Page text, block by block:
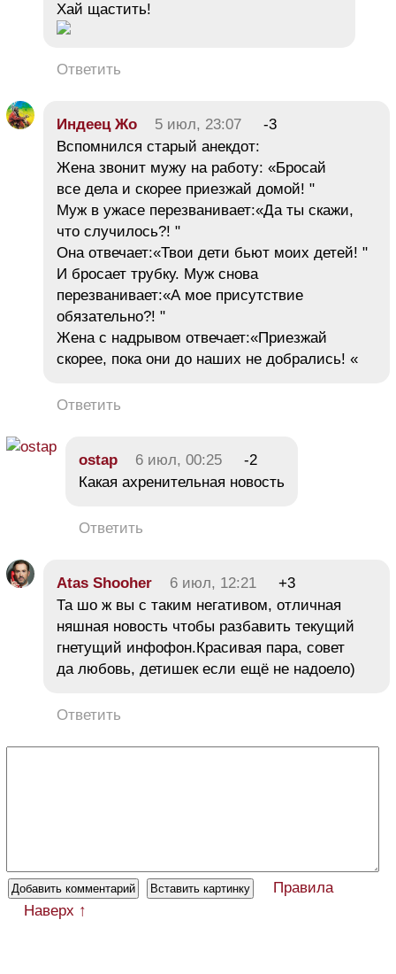
Хай щастить!
Ответить
Индеец Жо 5 июл, 23:07
-3
Вспомнился старый анекдот:
Жена звонит мужу на работу: «Бросай
все дела и скорее приезжай домой! "
Муж в ужасе перезванивает:«Да ты скажи,
что случилось?! "
Она отвечает:«Твои дети бьют моих детей! "
И бросает трубку. Муж снова
перезванивает:«А мое присутствие
обязательно?! "
Жена с надрывом отвечает:«Приезжай
скорее, пока они до наших не добрались! «
Ответить
ostap 6 июл, 00:25
-2
Какая ахренительная новость
Ответить
Atas Shooher 6 июл, 12:21
+3
Та шо ж вы с таким негативом, отличная
няшная новость чтобы разбавить текущий
гнетущий инфофон.Красивая пара, совет
да любовь, детишек если ещё не надоело)
Ответить
Правила
Наверх ↑